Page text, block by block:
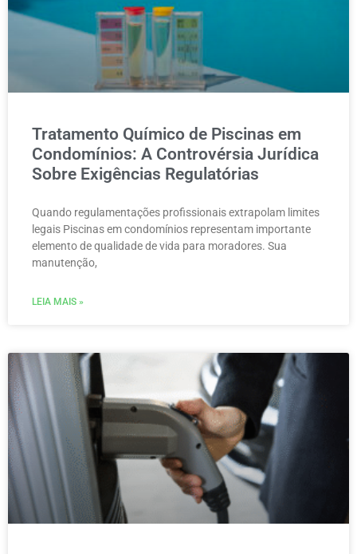
Tratamento Químico de Piscinas em
Condomínios: A Controvérsia Jurídica
Sobre Exigências Regulatórias
Quando regulamentações profissionais extrapolam limites
legais Piscinas em condomínios representam importante
elemento de qualidade de vida para moradores. Sua
manutenção,
LEIA MAIS »